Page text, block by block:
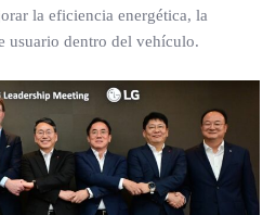
la eficiencia energética, la
usuario dentro del vehículo.